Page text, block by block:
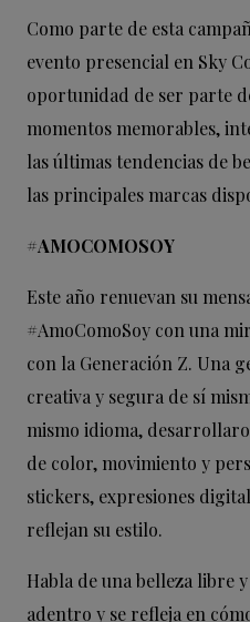
Como parte de esta
evento presencial en Sky
oportunidad de ser parte
momentos memorables,
las últimas tendencias de
las principales marcas
#AMOCOMOSOY
Este año renuevan su
#AmoComoSoy con una
con la Generación Z. Una
creativa y segura de sí
mismo idioma,
de color, movimiento y
stickers, expresiones
reflejan su estilo.
Habla de una belleza libre
adentro y se refleja en